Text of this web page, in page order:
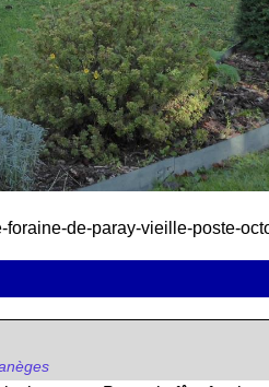
de-paray-vieille-poste-